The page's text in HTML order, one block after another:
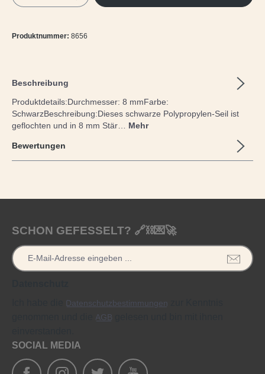
Produktnummer: 8656
Beschreibung
Produktdetails:Durchmesser: 8 mmFarbe:
SchwarzBeschreibung:Dieses schwarze Polypropylen-Seil ist
geflochten und in 8 mm Stär… Mehr
Bewertungen
SCHON GEFESSELT? 🔗⛓️💌🚀
Datenschutzbestimmungen
AGB
SOCIAL MEDIA